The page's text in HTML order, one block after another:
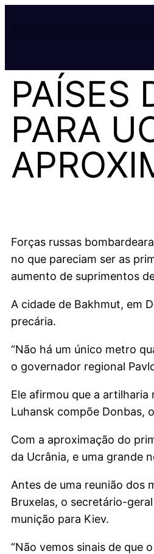
PAÍSES
PARA
Forças russas
no que pareciam ser as
aumento de suprimentos
A cidade de Bakhmut, em
precária.
“Não há um único metro
o governador regional
Ele afirmou que a
Luhansk compõe Donbas,
Com a aproximação do
da Ucrânia, e uma grande
Antes de uma reunião dos
Bruxelas, o secretário-
munição para Kiev.
“Não vemos sinais de que